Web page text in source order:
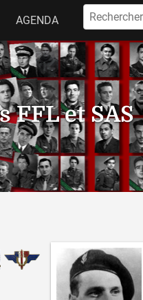
FFL et SAS
AGENDA
Rechercher :